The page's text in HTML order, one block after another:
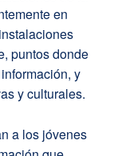
en
puntos donde
y
y culturales.
a los jóvenes